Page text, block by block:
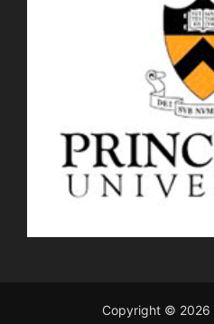
Copyright © 2026